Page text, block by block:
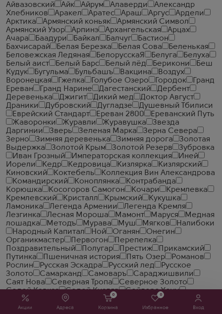
Акции Адреса
0
Корзина
0
Избранное Вход
Айвазовский
Айк Айрум Алаверди
Александр
Хлебников
Аракел Аратес Араш Аргус
Ардели
Арктика
Армянский коньяк
Армянский Символ
Армянский Узор
Арпинэ Архангельская
Арцах
Ачара
Баадури Байкал Балчуг
Бастион
Бахчисарай
Белая Березка Белая Сова
Беленькая
Беловежская Ледяная
БелорусскаЯ Белуга
Белуха
Белый аист
Белый Барс Белый лёд Берикони
Беш
Кудук
Бугульма Бульбашъ Вакцина
Воздух
Воронецкая
Гжелка Голубое Озеро Городок
Гранд
Ереван
Гранд Нарине Дагестанский
Дербент
Деревенька
Джигит Дикий мед
Доктор Август
Драники
Дубровский Дугладзе
Душевный Тбилиси
Еврейский Стандарт
Ереван 2800
Ереванский Путь
Жаворонки
Журавли Журавушка
Звезда
Даргинии
Зверь Зеленая Марка
Зерна Севера
Зерно
Зимняя деревенька Зимняя дорога
Золотая
Выдержка
Золотой Крым Золотой Резерв
Зубровка
Иван Грозный
Императорская коллекция
Иней
Иорели
Кедр Кедровица Кизлярка
Кизлярский
Киновский
Коктебель
Коллекция Вин Александрова
Командирский
Коноплянка
Контрабанда
Корюшка
Косогоров Самогон Кочари
Кремлевка
Кремлевский
Кристалл Крымский
Кукушка
Ламоника
Легенда Армении
Легенда Кремля
Лезгинка
Лесная Мороша Мамонт Маруся
Медная
лошадка
Методъ Мурава Муш Мягков
Налибоки
Народный Капитал
Ной Оганян
Онегин
Органикмастер
Первогон
Перепелка
Поздравительный
Полугар Престиж
Прикамский
Путинка
Пшеничная история Пять Озер
Романов
Рослин
Русская Эскадра Русский лед
Русское
Золото
Самарканд Самоваръ
Сараджишвили
Саят Нова
Северная Тропа
Северное Золото
Седой Кавказ
Седой Кизляр
Сейлорс Хоум
Славянский Трактир
Смирновъ
Сокровище Тифлиса
Солодовая Ярмарка
Солодовня Спельта
Старая